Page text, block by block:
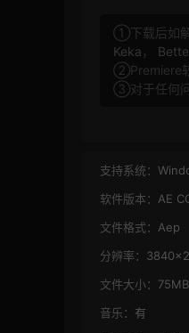
①下载后如解
Keka ，
②Premiere
③对于任何问
支持系统：
软件版本： AE
文件格式： Aep
分辨率：
文件大小： 75MB
音乐： 有